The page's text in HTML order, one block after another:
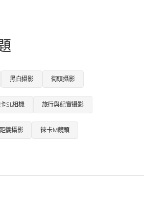
黑白攝影 街頭攝影
SL相機 旅行與紀實攝影
儀攝影 徠卡M鏡頭